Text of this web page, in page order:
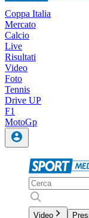
Coppa Italia
Mercato
Calcio
Live
Risultati
Video
Foto
Tennis
Drive UP
F1
MotoGp
Video